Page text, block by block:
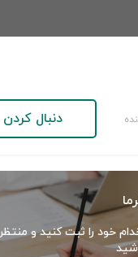
دنبال کردن
خود را ثبت کنید و منتظر